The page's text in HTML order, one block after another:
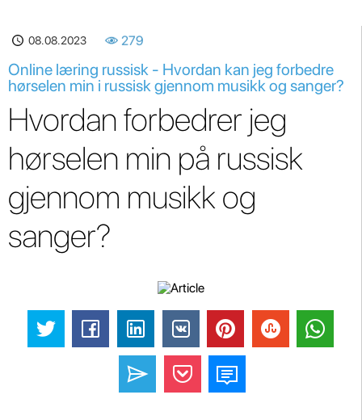
08.08.2023 279
Online læring russisk - Hvordan kan jeg forbedre
hørselen min i russisk gjennom musikk og sanger?
Hvordan forbedrer jeg
hørselen min på russisk
gjennom musikk og
sanger?